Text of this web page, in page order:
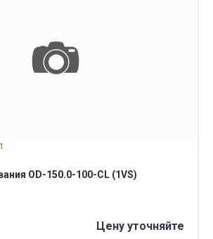
ПОДРОБНЕЕ
OD-150.0-100-CL (1VS)
Цену уточняйте